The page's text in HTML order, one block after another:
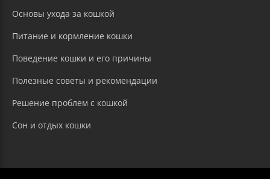
Основы ухода за кошкой
Питание и кормление кошки
Поведение кошки и его причины
Полезные советы и рекомендации
Решение проблем с кошкой
Сон и отдых кошки